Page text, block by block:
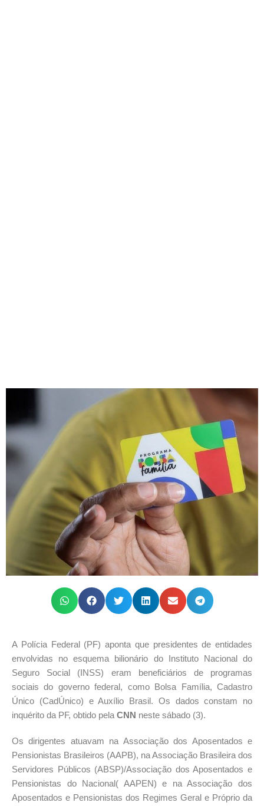
A Polícia Federal (PF) aponta que presidentes de entidades
envolvidas no esquema bilionário do Instituto Nacional do
Seguro Social (INSS) eram beneficiários de programas
sociais do governo federal, como Bolsa Família, Cadastro
Único (CadÚnico) e Auxílio Brasil. Os dados constam no
inquérito da PF, obtido pelaCNN neste sábado (3).
Os dirigentes atuavam na Associação dos Aposentados e
Pensionistas Brasileiros (AAPB), na Associação Brasileira dos
Servidores Públicos (ABSP)/Associação dos Aposentados e
Pensionistas do Nacional( AAPEN) e na Associação dos
Aposentados e Pensionistas dos Regimes Geral e Próprio da